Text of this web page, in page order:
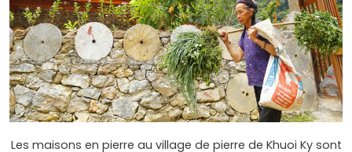
Les maisons en pierre au village de pierre de Khuoi Ky sont